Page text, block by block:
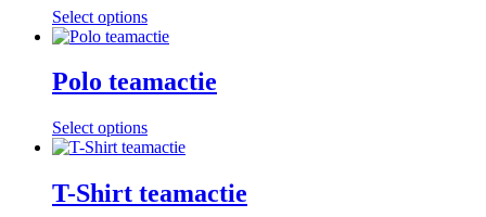
Select options
Polo teamactie
Select options
T-Shirt teamactie